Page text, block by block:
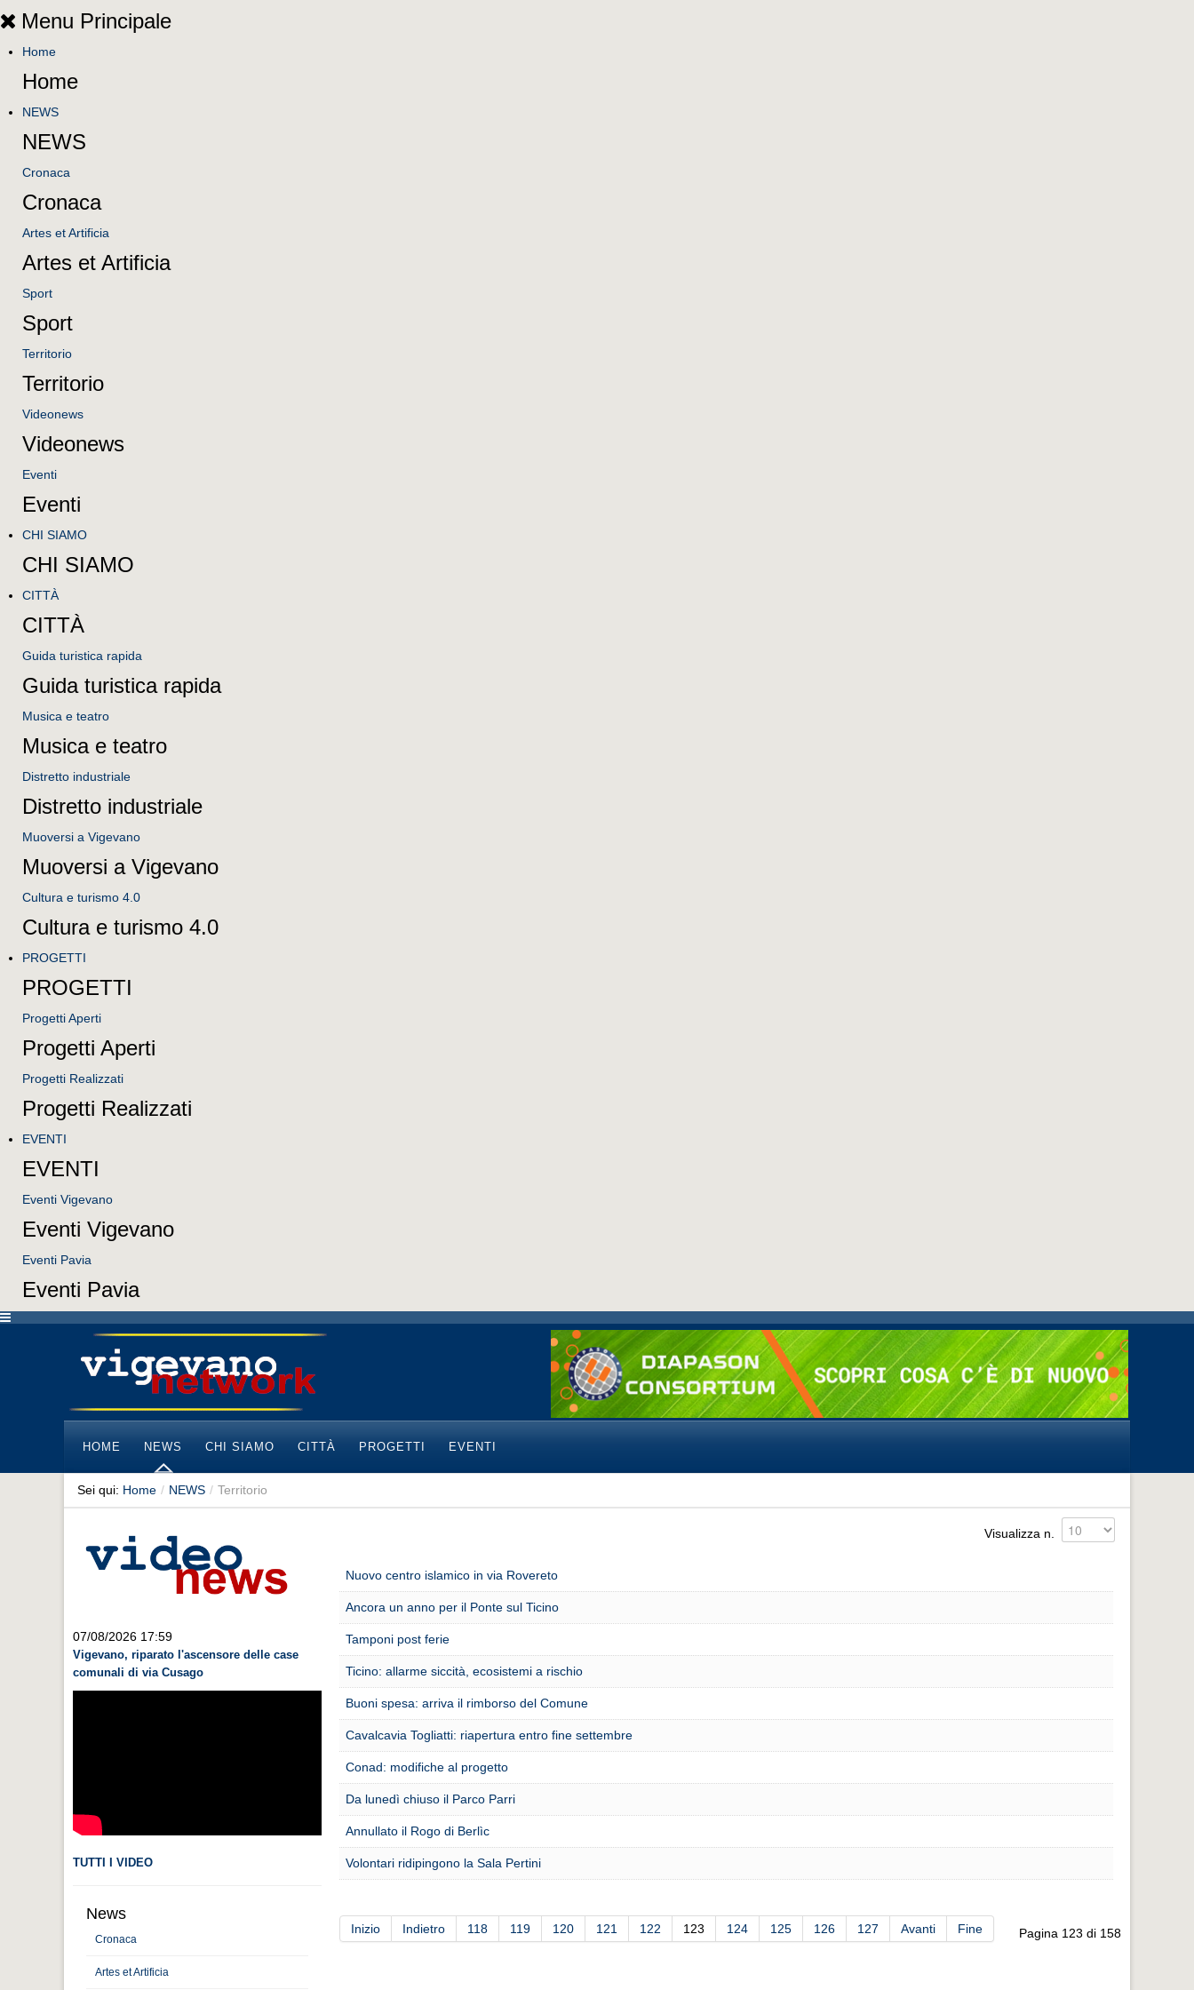
Menu Principale
Home
Home
NEWS
NEWS
Cronaca
Cronaca
Artes et Artificia
Artes et Artificia
Sport
Sport
Territorio
Territorio
Videonews
Videonews
Eventi
Eventi
CHI SIAMO
CHI SIAMO
CITTÀ
CITTÀ
Guida turistica rapida
Guida turistica rapida
Musica e teatro
Musica e teatro
Distretto industriale
Distretto industriale
Muoversi a Vigevano
Muoversi a Vigevano
Cultura e turismo 4.0
Cultura e turismo 4.0
PROGETTI
PROGETTI
Progetti Aperti
Progetti Aperti
Progetti Realizzati
Progetti Realizzati
EVENTI
EVENTI
Eventi Vigevano
Eventi Vigevano
Eventi Pavia
Eventi Pavia
HOME NEWS CHI SIAMO CITTÀ PROGETTI EVENTI
Sei qui: Home / NEWS / Territorio
07/08/2026 17:59
Vigevano, riparato l'ascensore delle case
comunali di via Cusago
TUTTI I VIDEO
News
Cronaca
Artes et Artificia
Visualizza n.
Nuovo centro islamico in via Rovereto
Ancora un anno per il Ponte sul Ticino
Tamponi post ferie
Ticino: allarme siccità, ecosistemi a rischio
Buoni spesa: arriva il rimborso del Comune
Cavalcavia Togliatti: riapertura entro fine settembre
Conad: modifiche al progetto
Da lunedì chiuso il Parco Parri
Annullato il Rogo di Berlìc
Volontari ridipingono la Sala Pertini
Pagina 123 di 158
Inizio Indietro 118 119 120 121 122 123 124 125 126 127 Avanti Fine